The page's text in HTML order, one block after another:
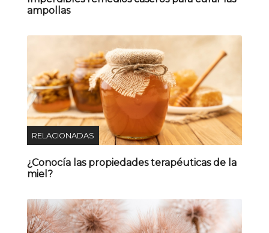
ampollas
RELACIONADAS
¿Conocía las propiedades terapéuticas de la
miel?